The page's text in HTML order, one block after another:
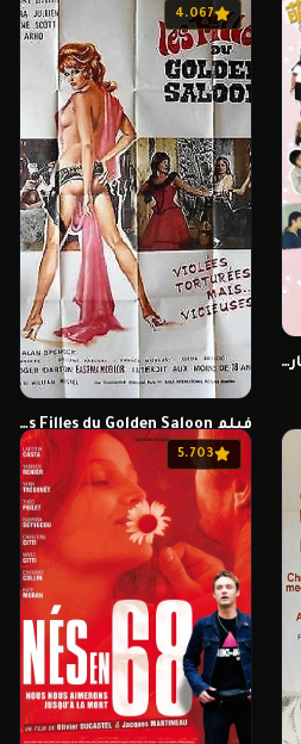
فيلم Cat Girl Kiki مترجم للكبار فقط
4.067
فيلم Les Filles du Golden Saloon مترجم للكبار فقط
1975
5.703